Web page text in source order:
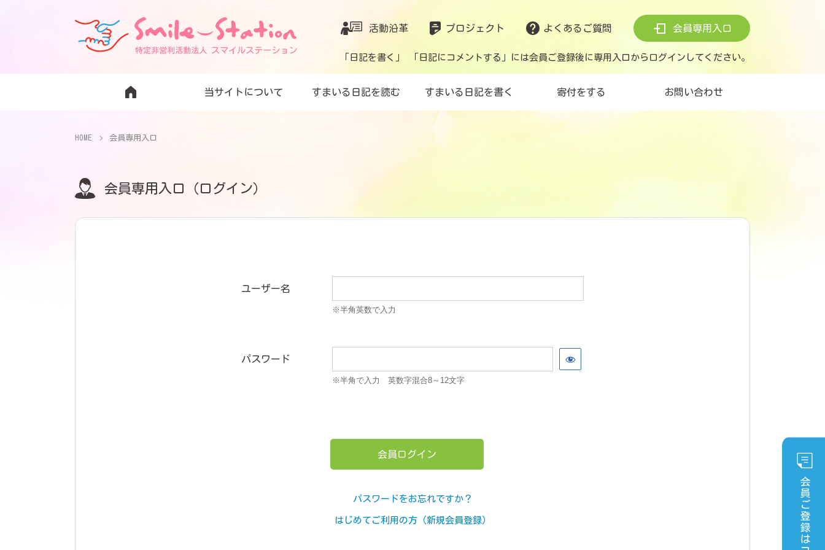
活動沿革 プロジェクト よくあるご質問 会員専用入口
「日記を書く」 「日記にコメントする」には会員ご登録後に専用入口からログインしてください。
当サイトについて すまいる日記を読む すまいる日記を書く 寄付をする お問い合わせ
HOME 会員専用入口
会員専用入口（ログイン）
ユーザー名
※半角英数で入力
パスワード
※半角で入力 英数字混合8～12文字
パスワードをお忘れですか？
はじめてご利用の方（新規会員登録）